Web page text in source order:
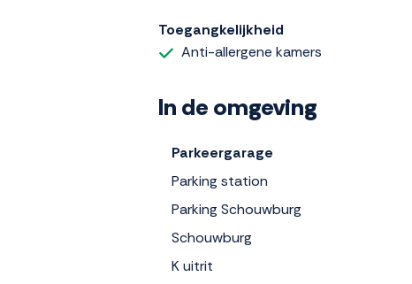
Toegangkelijkheid
Anti-allergene kamers
In de omgeving
Parkeergarage
Parking station
Parking Schouwburg
Schouwburg
K uitrit